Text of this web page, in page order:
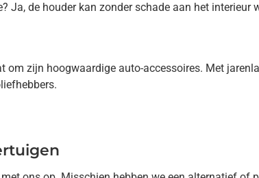
Ja, de houder kan zonder schade aan het interieur
om zijn hoogwaardige auto-accessoires. Met